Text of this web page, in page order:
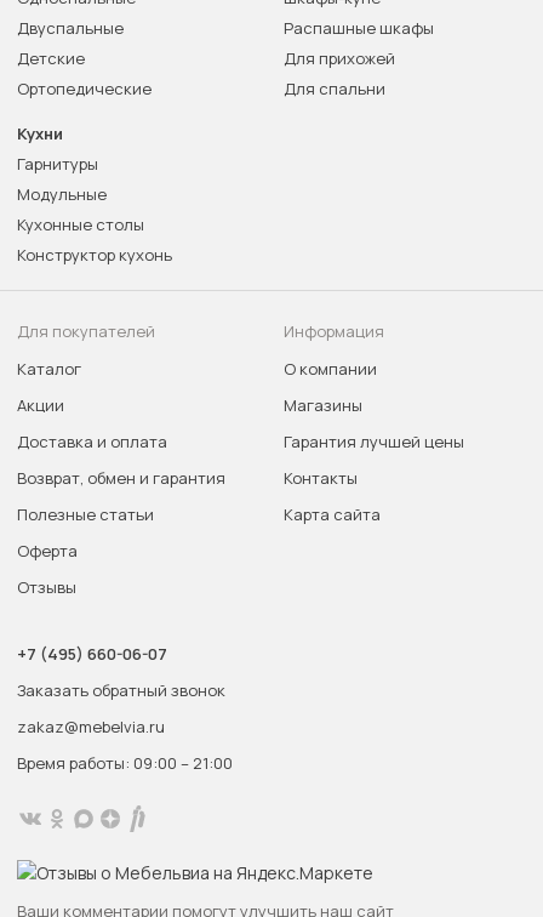
Двуспальные
Детские
Ортопедические
Распашные шкафы
Для прихожей
Для спальни
Кухни
Гарнитуры
Модульные
Кухонные столы
Конструктор кухонь
Для покупателей
Каталог
Акции
Доставка и оплата
Возврат, обмен и гарантия
Полезные статьи
Оферта
Отзывы
Информация
О компании
Магазины
Гарантия лучшей цены
Контакты
Карта сайта
+7 (495) 660-06-07
Заказать обратный звонок
zakaz@mebelvia.ru
Время работы: 09:00 – 21:00
Ваши комментарии помогут улучшить наш сайт